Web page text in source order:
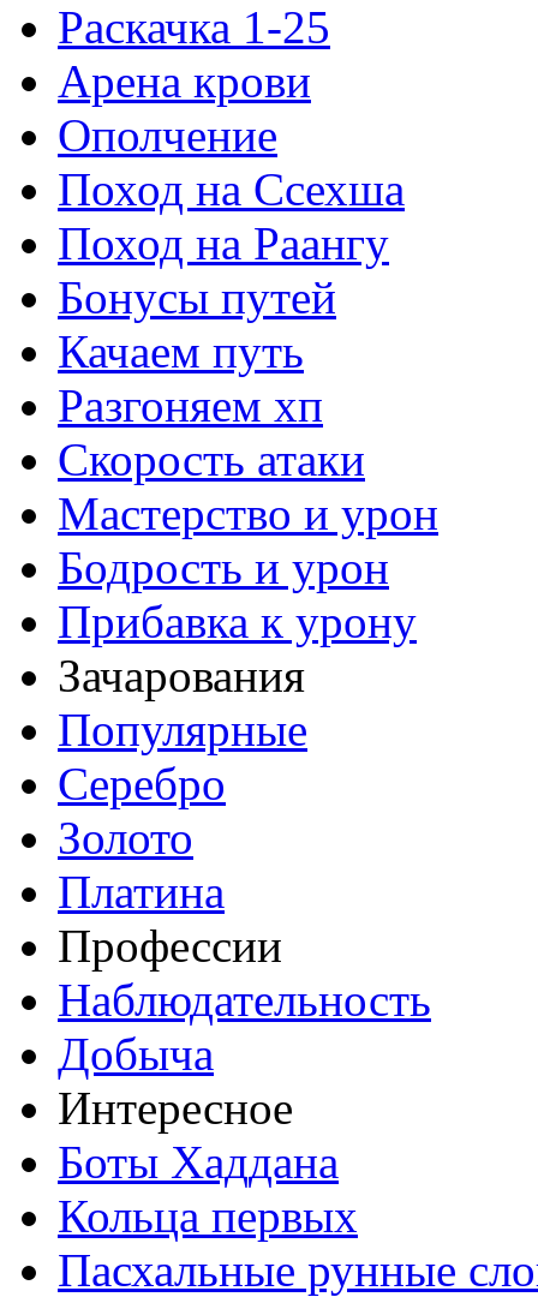
Раскачка 1-25
Арена крови
Ополчение
Поход на Ссехша
Поход на Раангу
Бонусы путей
Качаем путь
Разгоняем хп
Скорость атаки
Мастерство и урон
Бодрость и урон
Прибавка к урону
Зачарования
Популярные
Серебро
Золото
Платина
Профессии
Наблюдательность
Добыча
Интересное
Боты Хаддана
Кольца первых
Пасхальные рунные